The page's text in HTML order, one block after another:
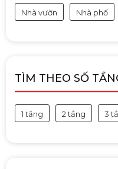
Nhà vườn Nhà phố
TÌM THEO SỐ
1 tầng 2 tầng 3